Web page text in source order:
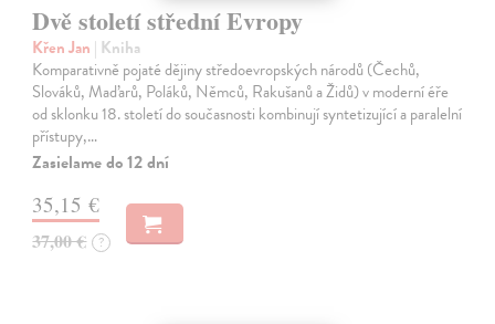
Dvě století střední Evropy
Křen Jan | Kniha
Komparativně pojaté dějiny středoevropských národů (Čechů,
Slováků, Maďarů, Poláků, Němců, Rakušanů a Židů) v moderní éře
od sklonku 18. století do současnosti kombinují syntetizující a paralelní
přístupy,…
Zasielame do 12 dní
35,15 €
37,00 € ?